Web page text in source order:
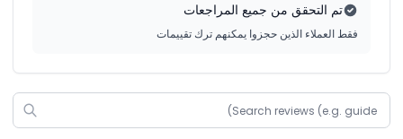
تم التحقق من جميع المراجعات
فقط العملاء الذين حجزوا يمكنهم ترك تقييمات